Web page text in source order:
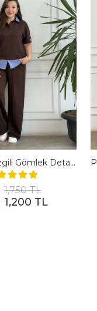
Polo Yaka Çizgili Gömlek Detaylı Kısa Kollu Takım - KAHVERENGI
1,750 TL
1,200 TL